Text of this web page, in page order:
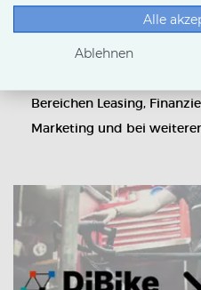
geschaffene
Services
Bereichen Leasing,
Marketing und bei
Alle
Ablehnen